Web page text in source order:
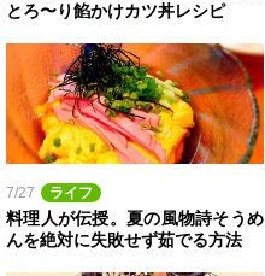
とろ〜り餡かけカツ丼レシピ
7/27 ライフ
料理人が伝授。夏の風物詩そうめ
んを絶対に失敗せず茹でる方法